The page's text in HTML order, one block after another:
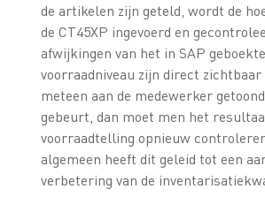
de artikelen zijn geteld, wordt de
de CT45XP ingevoerd en
afwijkingen van het in SAP geboekte
voorraadniveau zijn direct zichtbaar
meteen aan de medewerker
gebeurt, dan moet men het
voorraadtelling opnieuw
algemeen heeft dit geleid tot een
verbetering van de